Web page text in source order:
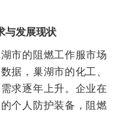
与发展现状
市的阻燃工作服市场
据，巢湖市的化工、
求逐年上升。企业在
个人防护装备，阻燃